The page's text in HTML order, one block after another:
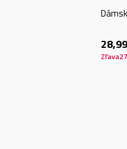
28,99
Zľava27